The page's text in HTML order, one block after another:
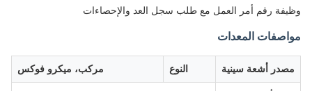
وظيفة رقم أمر العمل مع طلب سجل العد والإحصاءات
مواصفات المعدات
مصدر أشعة سينية النوع مركب، ميكرو فوكس